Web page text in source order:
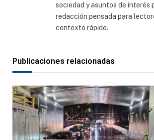
sociedad y asuntos de interés
redacción pensada para
contexto rápido.
Publicaciones relacionadas